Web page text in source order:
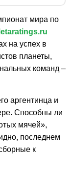
мира по
на успех в
планеты,
команд –
аргентинца и
Способны ли
мячей»,
последнем
к